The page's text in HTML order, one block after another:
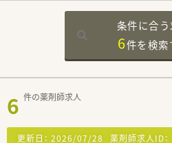
条件に合
6件を検索
6 件の薬剤師求人
更新日： 2026/07/28 薬剤師求人ID：